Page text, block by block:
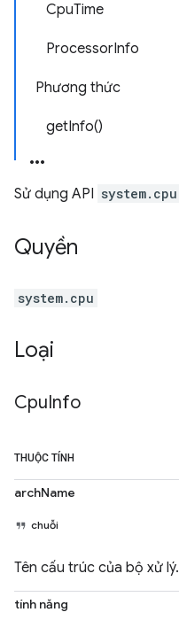
CpuTime
ProcessorInfo
Phương thức
getInfo()
Sử dụng API system.cpu
Quyền
system.cpu
Loại
CpuInfo
THUỘC TÍNH
archName
chuỗi
Tên cấu trúc của bộ xử lý.
tính năng